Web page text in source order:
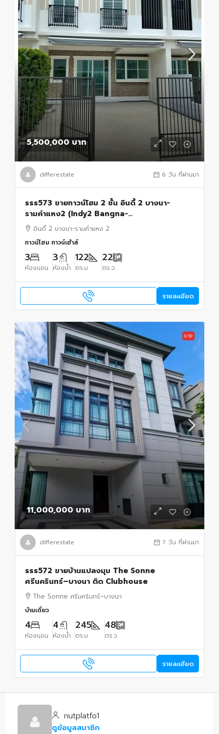
5,500,000 บาท
differestate 6 วัน ที่ผ่านมา
sss573 ขายทาวน์โฮม 2 ชั้น อินดี้ 2 บางนา-
รามคำแหง2 (Indy2 Bangna-
Ramkamhaeng2)ใกล้เมกะบางนา โลตัสบางนา
ทำเลดีที่สุดในย่านนี้ ทิศตะวันออก
อินดี้ 2 บางนา-รามคำแหง 2
ทาวน์โฮม ทาวน์เฮ้าส์
3
ห้องนอน
3
ห้องน้ำ
122
ตร.ม.
22
ตร.ว.
รายละเอียด
ขาย
11,000,000 บาท
differestate 7 วัน ที่ผ่านมา
sss572 ขายบ้านแปลงมุม The Sonne
ศรีนครินทร์–บางนา ติด Clubhouse
The Sonne ศรีนครินทร์–บางนา
บ้านเดี่ยว
4
ห้องนอน
4
ห้องน้ำ
245
ตร.ม.
48
ตร.ว.
รายละเอียด
nutplatfo1
ดูข้อมูลสมาชิก